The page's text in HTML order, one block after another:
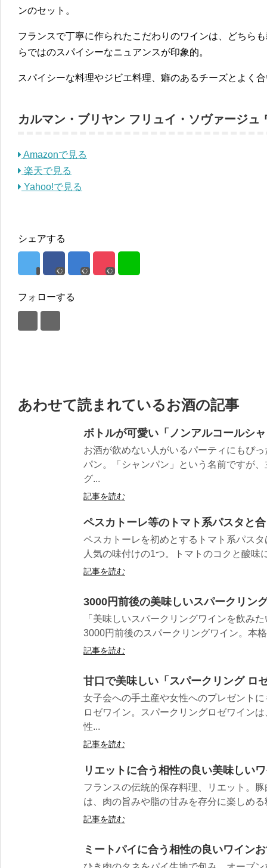
ンのセット。
フランスで丁寧に作られたこだわりのワインは、どちら
らではのスパイシーなニュアンスが印象的。
スパイシーな料理やジビエ料理、癖のあるチーズとよく
カルマン・ブリヤン フリュイ・ソヴァージュ
Amazonで見る
楽天で見る
Yahoo!で見る
シェアする
フォローする
あわせて読まれているお酒の記事
ボトルが可愛い「ノンアルコールシ
お酒が飲めない人がいるパーティにもぴ
パン。「シャンパン」という名前ですが
グ...
記事を読む
ペスカトーレ等のトマト系パスタと
ペスカトーレを初めとするトマト系パス
人気の味付けの1つ。トマトのコクと酸味
記事を読む
3000円前後の美味しいスパークリン
「美味しいスパークリングワインを飲み
3000円前後のスパークリングワイン。本
記事を読む
甘口で美味しい「スパークリング ロ
女子会への手土産や女性へのプレゼント
ロゼワイン。スパークリングロゼワイン
性...
記事を読む
リエットに合う相性の良い美味しい
フランスの伝統的保存料理、リエット。
は、肉の旨みや脂の甘みを存分に楽しめ
記事を読む
ミートパイに合う相性の良いワイン